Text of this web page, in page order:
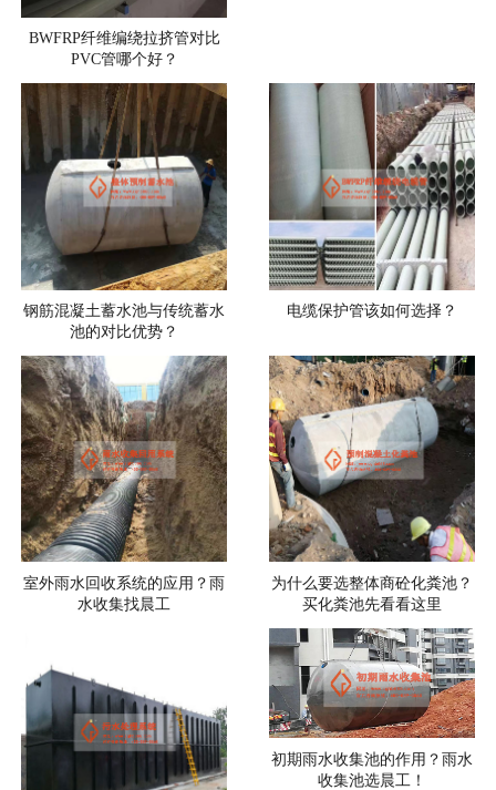
BWFRP纤维编绕拉挤管对比
PVC管哪个好？
钢筋混凝土蓄水池与传统蓄水
池的对比优势？
电缆保护管该如何选择？
室外雨水回收系统的应用？雨
水收集找晨工
为什么要选整体商砼化粪池？
买化粪池先看看这里
初期雨水收集池的作用？雨水
收集池选晨工！